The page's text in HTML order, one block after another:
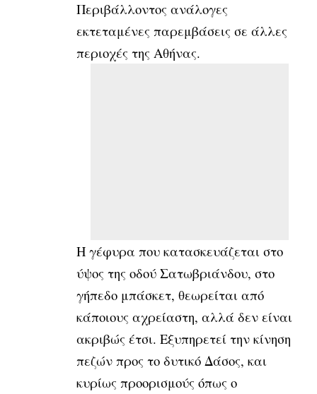
Περιβάλλοντος ανάλογες
εκτεταμένες παρεμβάσεις σε άλλες
περιοχές της Αθήνας.
Η γέφυρα που κατασκευάζεται στο
ύψος της οδού Σατωβριάνδου, στο
γήπεδο μπάσκετ, θεωρείται από
κάποιους αχρείαστη, αλλά δεν είναι
ακριβώς έτσι. Εξυπηρετεί την κίνηση
πεζών προς το δυτικό Δάσος, και
κυρίως προορισμούς όπως ο